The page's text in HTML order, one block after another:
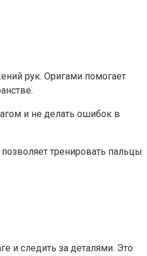
рук. Оригами помогает
и не делать ошибок в
тренировать пальцы
и следить за деталями. Это